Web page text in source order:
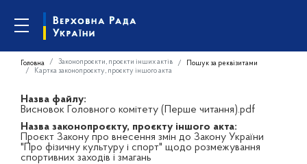
Головна Законопроєкти, проєкти інших актів
Пошук за реквізитами
Картка законопроєкту, проєкту іншого акта
Назва файлу:
Висновок Головного комітету (Перше читання).pdf
Назва законопроєкту, проєкту іншого акта:
Проєкт Закону про внесення змін до Закону України
"Про фізичну культуру і спорт" щодо розмежування
спортивних заходів і змагань